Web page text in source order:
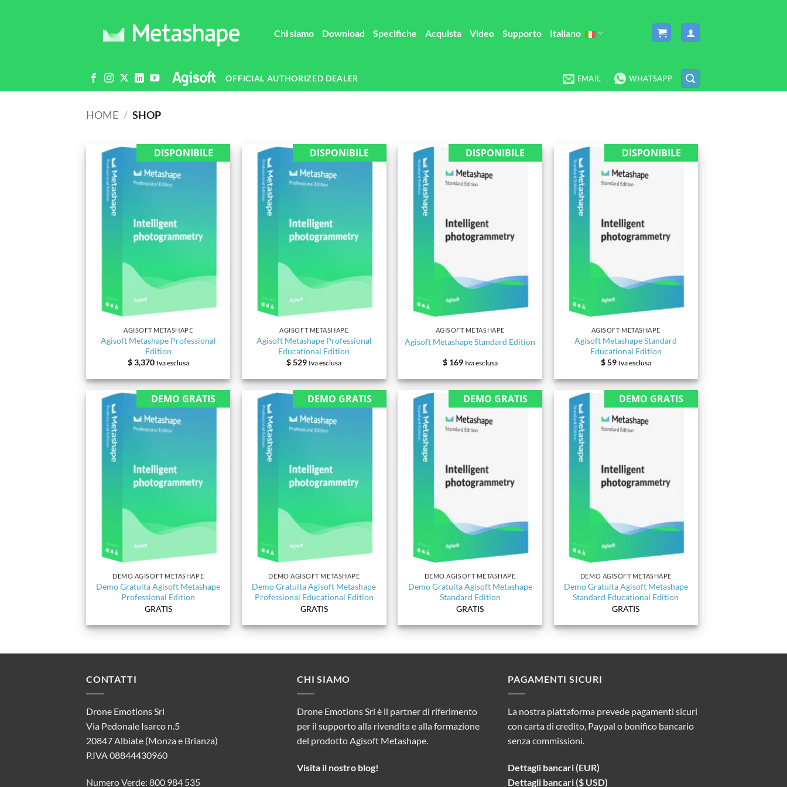
Chi siamo Download Specifiche Acquista Video Supporto Italiano
OFFICIAL AUTHORIZED DEALER EMAIL WHATSAPP
HOME / SHOP
DISPONIBILE
AGISOFT METASHAPE
Agisoft Metashape Professional
Edition
$3,370 Iva esclusa
DISPONIBILE
AGISOFT METASHAPE
Agisoft Metashape Professional
Educational Edition
$529 Iva esclusa
DISPONIBILE
AGISOFT METASHAPE
Agisoft Metashape Standard Edition
$169 Iva esclusa
DISPONIBILE
AGISOFT METASHAPE
Agisoft Metashape Standard
Educational Edition
$59 Iva esclusa
DEMO GRATIS
DEMO AGISOFT METASHAPE
Demo Gratuita Agisoft Metashape
Professional Edition
GRATIS
DEMO GRATIS
DEMO AGISOFT METASHAPE
Demo Gratuita Agisoft Metashape
Professional Educational Edition
GRATIS
DEMO GRATIS
DEMO AGISOFT METASHAPE
Demo Gratuita Agisoft Metashape
Standard Edition
GRATIS
DEMO GRATIS
DEMO AGISOFT METASHAPE
Demo Gratuita Agisoft Metashape
Standard Educational Edition
GRATIS
CONTATTI
Drone Emotions Srl
Via Pedonale Isarco n.5
20847 Albiate (Monza e Brianza)
P.IVA 08844430960
Numero Verde: 800 984 535
CHI SIAMO
Drone Emotions Srl è il partner di riferimento
per il supporto alla rivendita e alla formazione
del prodotto Agisoft Metashape.
Visita il nostro blog!
PAGAMENTI SICURI
La nostra piattaforma prevede pagamenti sicuri
con carta di credito, Paypal o bonifico bancario
senza commissioni.
Dettagli bancari (EUR)
Dettagli bancari ($ USD)